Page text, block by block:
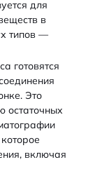
для
в
типов —
готовятся
Это
остаточных
включая